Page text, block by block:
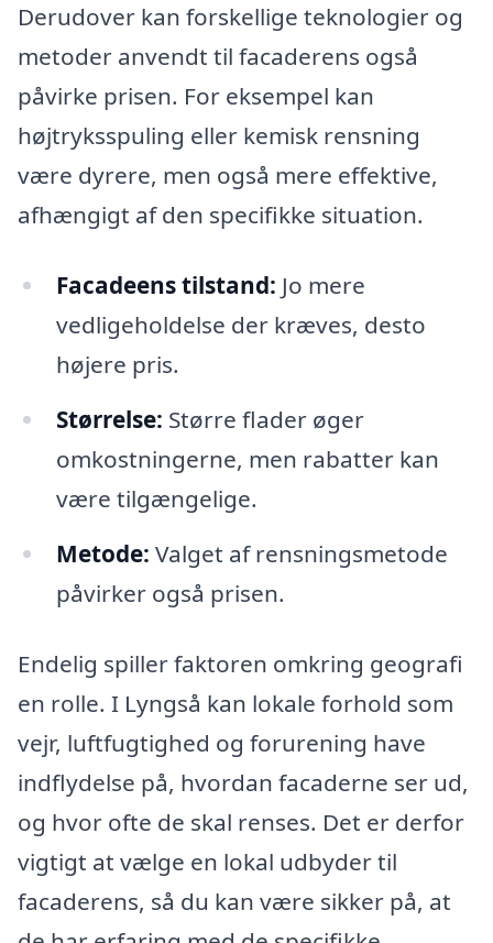
Derudover kan forskellige teknologier og
metoder anvendt til facaderens også
påvirke prisen. For eksempel kan
højtryksspuling eller kemisk rensning
være dyrere, men også mere effektive,
afhængigt af den specifikke situation.
Facadeens tilstand: Jo mere
vedligeholdelse der kræves, desto
højere pris.
Størrelse: Større flader øger
omkostningerne, men rabatter kan
være tilgængelige.
Metode: Valget af rensningsmetode
påvirker også prisen.
Endelig spiller faktoren omkring geografi
en rolle. I Lyngså kan lokale forhold som
vejr, luftfugtighed og forurening have
indflydelse på, hvordan facaderne ser ud,
og hvor ofte de skal renses. Det er derfor
vigtigt at vælge en lokal udbyder til
facaderens, så du kan være sikker på, at